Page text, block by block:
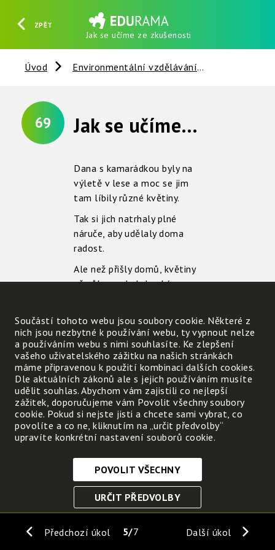
ZPĚT
Jak se učíme ze zkušenosti
HLEDAT REGISTROVAT PŘIHLÁSIT SE
Úvod Environmentální vzdělávání
69 Jak se učíme ze zkušenosti
Dana s kamarádkou byly na
výletě v lese a moc se jim
tam líbily různé květiny.
Tak si jich natrhaly plné
náruče, aby udělaly doma
radost.
Ale než přišly domů, květiny
už vůbec nebyly hezké.
Co se stalo?
Myslíš, že při příštím výletu do lesa zase
Jak by ses zachoval ty?
Předchozí úkol Další úkol
5 7
Součástí tohoto webu jsou soubory cookie. Některé z
nich jsou nezbytné k používání webu, ty vypnout nelze
a používáním webu s nimi souhlasíte. Ke zlepšení
vašeho uživatelského zážitku na našich stránkách
máme připravenou k použití kombinaci dalších cookies.
Dle aktuálních zákonů ale s jejich používáním musíte
udělit souhlas. Abychom vám zajistili co nejlepší
zážitek, doporučujeme vám Povolit všechny soubory
cookie. Pokud si nejste jisti a chcete sami vybrat, co
povolíte a co ne, kliknutím na „určit předvolby“
upravíte konkrétní nastavení souborů cookie.
Nezbytně nutné cookies
Tyto soubory cookie jsou nezbytné, abyste se mohli
funkce. Bez těchto cookies by webové stránky
POVOLIT VŠECHNY
URČIT PŘEDVOLBY